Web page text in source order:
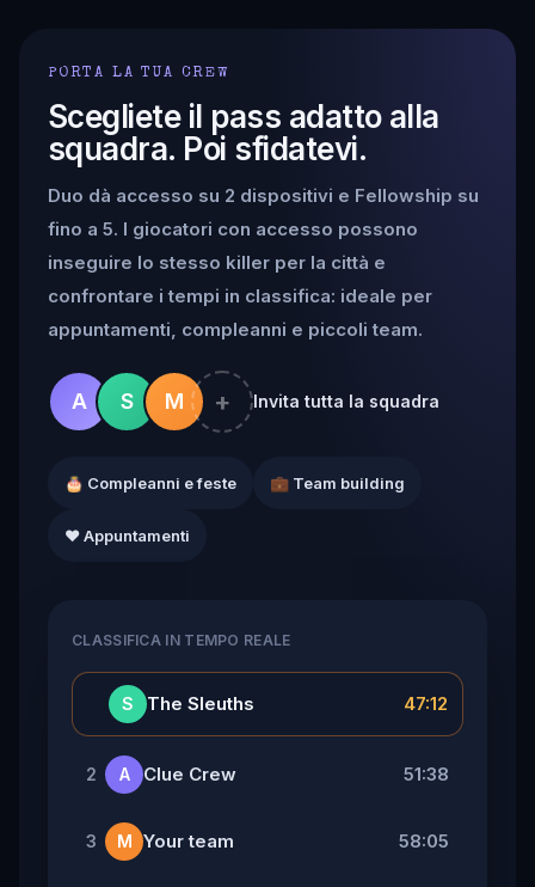
PORTA LA TUA CREW
Scegliete il pass adatto alla
squadra. Poi sfidatevi.
Duo dà accesso su 2 dispositivi e Fellowship su
fino a 5. I giocatori con accesso possono
inseguire lo stesso killer per la città e
confrontare i tempi in classifica: ideale per
appuntamenti, compleanni e piccoli team.
A S M + Invita tutta la squadra
🎂 Compleanni e feste 💼 Team building
❤️ Appuntamenti
CLASSIFICA IN TEMPO REALE
S The Sleuths 47:12
2 A Clue Crew 51:38
3 M Your team 58:05